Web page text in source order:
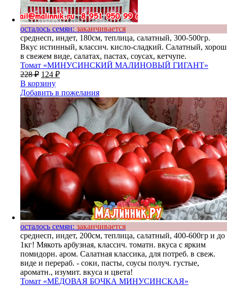
осталось семян: заканчивается
среднесп, индет, 180см, теплица, салатный, 300-500гр.
Вкус истинный, классич. кисло-сладкий. Салатный, хорош
в свежем виде, салатах, пастах, соусах, кетчупе.
Томат «МИНУСИНСКИЙ МАЛИНОВЫЙ ГИГАНТ»
228₽ 124 ₽
В корзину
Добавить в пожелания
осталось семян: заканчивается
среднесп, индет, 200см, теплица, салатный, 400-600гр и до
1кг! Мякоть арбузная, классич. томатн. вкуса с ярким
помидорн. аром. Салатная классика, для потреб. в свеж.
виде и перераб. - соки, пасты, соусы получ. густые,
ароматн., изумит. вкуса и цвета!
Томат «МЁДОВАЯ БОЧКА МИНУСИНСКАЯ»